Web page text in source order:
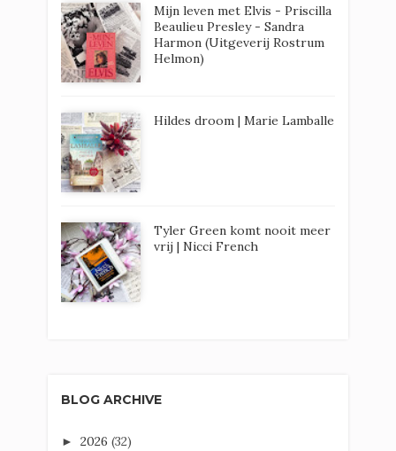
Mijn leven met Elvis - Priscilla
Beaulieu Presley - Sandra
Harmon (Uitgeverij Rostrum
Helmon)
Hildes droom | Marie Lamballe
Tyler Green komt nooit meer
vrij | Nicci French
BLOG ARCHIVE
► 2026 (32)